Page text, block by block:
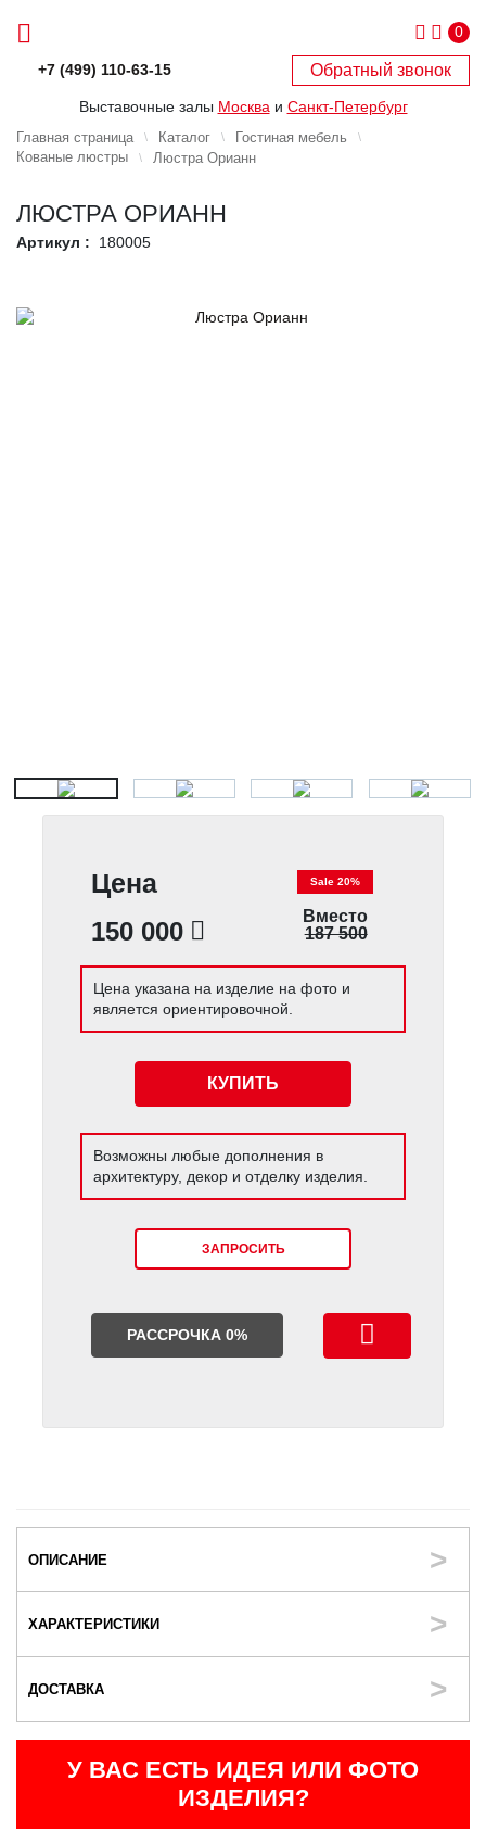
0
+7 (499) 110-63-15 Обратный звонок
Выставочные залы Москва и Санкт-Петербург
Главная страница Каталог
Гостиная мебель
Кованые люстры
Люстра Орианн
ЛЮСТРА ОРИАНН
Артикул : 180005
Цена
150 000
Sale 20%
Вместо
187 500
Цена указана на изделие на фото и
является ориентировочной.
КУПИТЬ
Возможны любые дополнения в
архитектуру, декор и отделку изделия.
ЗАПРОСИТЬ
РАССРОЧКА 0%
ОПИСАНИЕ
ХАРАКТЕРИСТИКИ
ДОСТАВКА
У ВАС ЕСТЬ ИДЕЯ ИЛИ ФОТО
ИЗДЕЛИЯ?